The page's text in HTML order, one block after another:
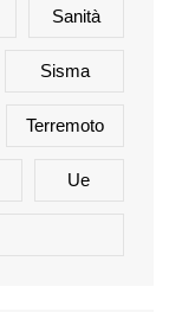
Sanità
Sisma
Terremoto
Ue